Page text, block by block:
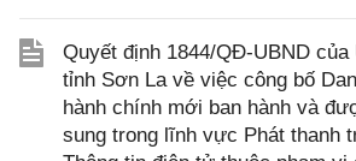
Quyết định 1844/QĐ-UBND của
tỉnh Sơn La về việc công bố
hành chính mới ban hành và
sung trong lĩnh vực Phát thanh